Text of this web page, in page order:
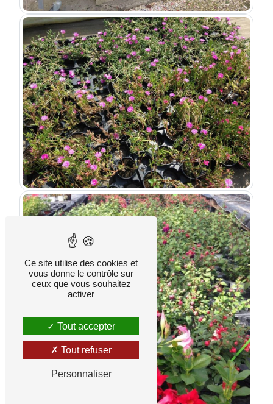
Ce site utilise des cookies et
vous donne le contrôle sur
ceux que vous souhaitez
activer
Tout accepter
Tout refuser
Personnaliser